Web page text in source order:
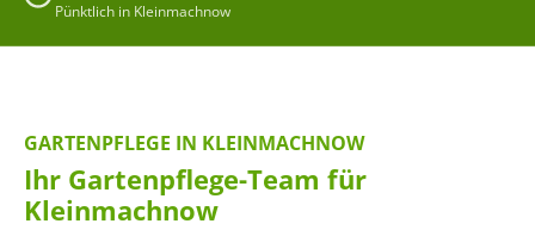
Pünktlich in Kleinmachnow
GARTENPFLEGE IN KLEINMACHNOW
Ihr Gartenpflege-Team für
Kleinmachnow